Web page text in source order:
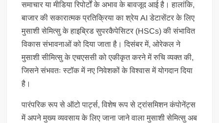
समाचार या मीडिया रिपोर्टों के अभाव के बावजूद आई है। हालांकि,
बाजार की सकारात्मक प्रतिक्रिया का श्रेय AI डेटासेंटर के लिए
मुसाशी सेमित्सु के हाइब्रिड सुपरकैपेसिटर (HSCs) की संभावित
विकास संभावनाओं को दिया जाता है। दिसंबर में, ओरेकल ने
मुसाशी सीमित्सु के एचएससी को एकीकृत करने में रुचि व्यक्त की,
जिसने संभवतः स्टॉक में नए निवेशकों के विश्वास में योगदान दिया
है।
पारंपरिक रूप से ऑटो पार्ट्स, विशेष रूप से ट्रांसमिशन कंपोनेंट्स
में अपने मुख्य व्यवसाय के लिए जाना जाने वाला मुसाशी सेमित्सु अब